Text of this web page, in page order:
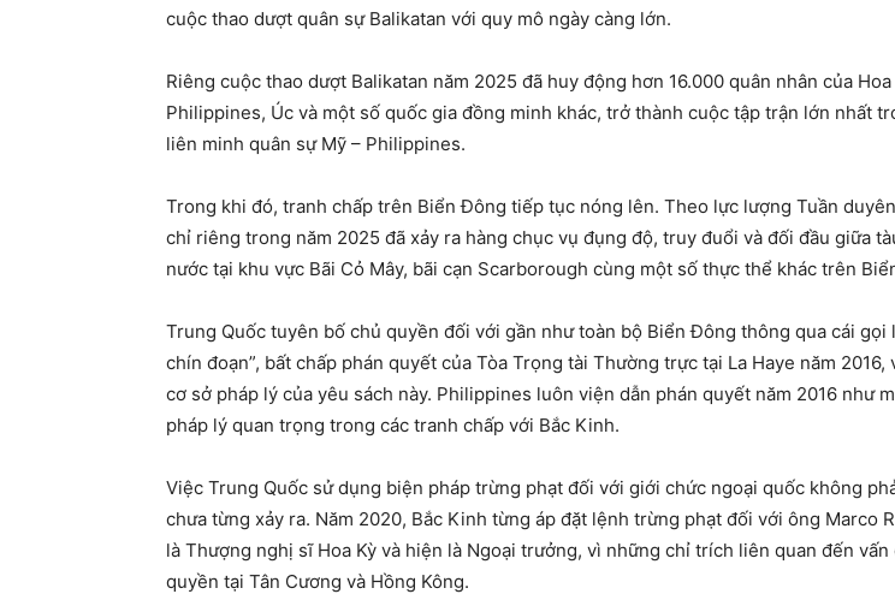
cuộc thao dượt quân sự Balikatan với quy mô ngày càng lớn.
Riêng cuộc thao dượt Balikatan năm 2025 đã huy động hơn 16.000 quân nhân của Hoa
Philippines, Úc và một số quốc gia đồng minh khác, trở thành cuộc tập trận lớn nhất
liên minh quân sự Mỹ – Philippines.
Trong khi đó, tranh chấp trên Biển Đông tiếp tục nóng lên. Theo lực lượng Tuần
chỉ riêng trong năm 2025 đã xảy ra hàng chục vụ đụng độ, truy đuổi và đối đầu giữa
nước tại khu vực Bãi Cỏ Mây, bãi cạn Scarborough cùng một số thực thể khác trên
Trung Quốc tuyên bố chủ quyền đối với gần như toàn bộ Biển Đông thông qua cái gọi
chín đoạn”, bất chấp phán quyết của Tòa Trọng tài Thường trực tại La Haye năm 2016,
cơ sở pháp lý của yêu sách này. Philippines luôn viện dẫn phán quyết năm 2016 như
pháp lý quan trọng trong các tranh chấp với Bắc Kinh.
Việc Trung Quốc sử dụng biện pháp trừng phạt đối với giới chức ngoại quốc không
chưa từng xảy ra. Năm 2020, Bắc Kinh từng áp đặt lệnh trừng phạt đối với ông Marco
là Thượng nghị sĩ Hoa Kỳ và hiện là Ngoại trưởng, vì những chỉ trích liên quan đến vấn
quyền tại Tân Cương và Hồng Kông.